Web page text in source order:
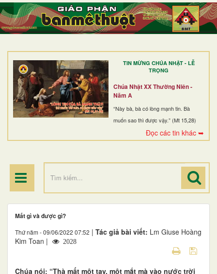
TIN MỪNG CHÚA NHẬT - LỄ
TRỌNG
Chúa Nhật XX Thường Niên -
Năm A
“Này bà, bà có lòng mạnh tin. Bà
muốn sao thì được vậy.” (Mt 15,28)
Đọc các tin khác ➥
TRANG NHẤT
GIỚI THIỆU
DÒNG TU
BAN MỤC VỤ
ĐOÀN THỂ CG
ĐIỂM HÀNH HƯƠNG
Mất gì và được gì?
Thứ năm - 09/06/2022 07:52 | Tác giả bài viết: Lm Giuse Hoàng
Kim Toan |
2028
Chúa nói: “Thà mất một tay, một mắt mà vào nước trời